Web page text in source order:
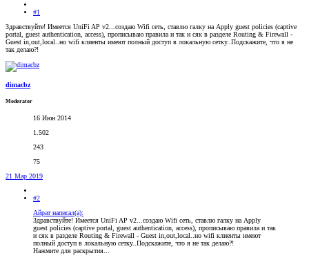
#1
Здравствуйте! Имеется UniFi AP v2...создаю Wifi сеть, ставлю галку на Apply guest policies (captive
portal, guest authentication, access), прописываю правила и так и сяк в разделе Routing & Firewall -
Guest in,out,local..но wifi клиенты имеют полный доступ в локальную сетку..Подскажите, что я не
так делаю?!
dimacbz
Moderator
16 Июн 2014
1.502
243
75
21 Мар 2019
#2
Айрат написал(а):
Здравствуйте! Имеется UniFi AP v2...создаю Wifi сеть, ставлю галку на Apply
guest policies (captive portal, guest authentication, access), прописываю правила и так
и сяк в разделе Routing & Firewall - Guest in,out,local..но wifi клиенты имеют
полный доступ в локальную сетку..Подскажите, что я не так делаю?!
Нажмите для раскрытия...